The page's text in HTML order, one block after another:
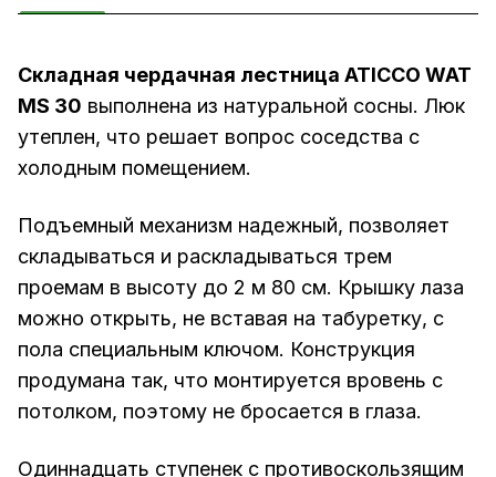
Складная чердачная лестница ATICCO WAT
MS 30 выполнена из натуральной сосны. Люк
утеплен, что решает вопрос соседства с
холодным помещением.
Подъемный механизм надежный, позволяет
складываться и раскладываться трем
проемам в высоту до 2 м 80 см. Крышку лаза
можно открыть, не вставая на табуретку, с
пола специальным ключом. Конструкция
продумана так, что монтируется вровень с
потолком, поэтому не бросается в глаза.
Одиннадцать ступенек с противоскользящим